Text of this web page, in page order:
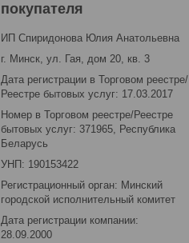
покупателя
ИП Спиридонова Юлия Анатольевна
г. Минск, ул. Гая, дом 20, кв. 3
Дата регистрации в Торговом реестре/
Реестре бытовых услуг: 17.03.2017
Номер в Торговом реестре/Реестре
бытовых услуг: 371965, Республика
Беларусь
УНП: 190153422
Регистрационный орган: Минский
городской исполнительный комитет
Дата регистрации компании:
28.09.2000